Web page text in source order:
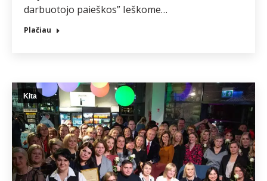
darbuotojo paieškos” Ieškome…
Plačiau
Kita